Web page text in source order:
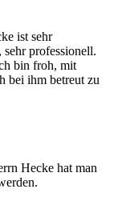
ist sehr
professionell.
bin froh, mit
bei ihm betreut zu
Hecke hat man